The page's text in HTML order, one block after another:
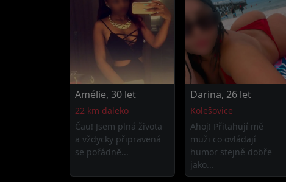
Amélie, 30 let
22 km daleko
Čau! Jsem plná života
a vždycky připravená
se pořádně...
Darina, 26 let
Kolešovice
Ahoj! Přitahují mě
muži co ovládají
humor stejně dobře
jako...